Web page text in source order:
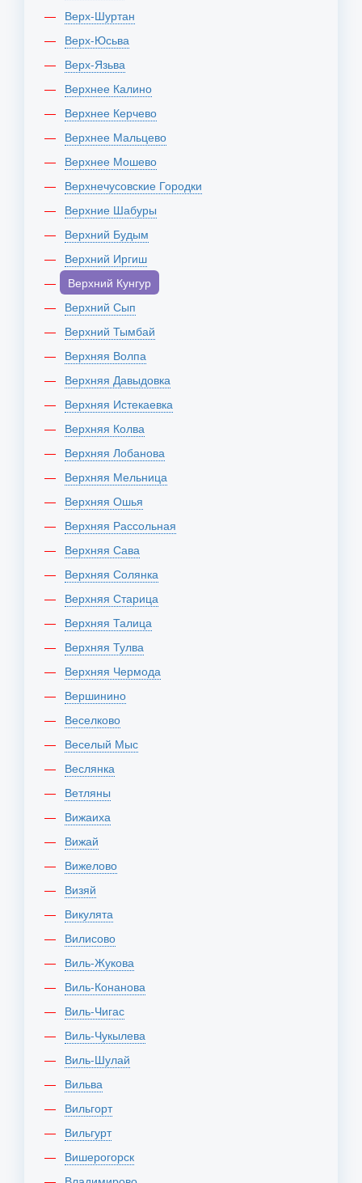
Верх-Шуртан
Верх-Юсьва
Верх-Язьва
Верхнее Калино
Верхнее Керчево
Верхнее Мальцево
Верхнее Мошево
Верхнечусовские Городки
Верхние Шабуры
Верхний Будым
Верхний Иргиш
Верхний Кунгур
Верхний Сып
Верхний Тымбай
Верхняя Волпа
Верхняя Давыдовка
Верхняя Истекаевка
Верхняя Колва
Верхняя Лобанова
Верхняя Мельница
Верхняя Ошья
Верхняя Рассольная
Верхняя Сава
Верхняя Солянка
Верхняя Старица
Верхняя Талица
Верхняя Тулва
Верхняя Чермода
Вершинино
Веселково
Веселый Мыс
Веслянка
Ветляны
Вижаиха
Вижай
Вижелово
Визяй
Викулята
Вилисово
Виль-Жукова
Виль-Конанова
Виль-Чигас
Виль-Чукылева
Виль-Шулай
Вильва
Вильгорт
Вильгурт
Вишерогорск